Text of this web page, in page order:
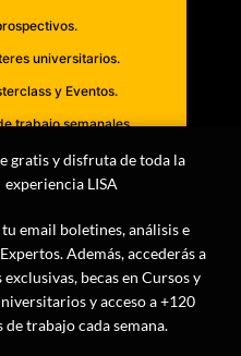
universitarios.
y Eventos.
trabajo semanales.
y LISA Challenge.
gratis y disfruta de toda la
experiencia LISA
tu email boletines, análisis e
Además, accederás a
becas en Cursos y
y acceso a +120
de trabajo cada semana.